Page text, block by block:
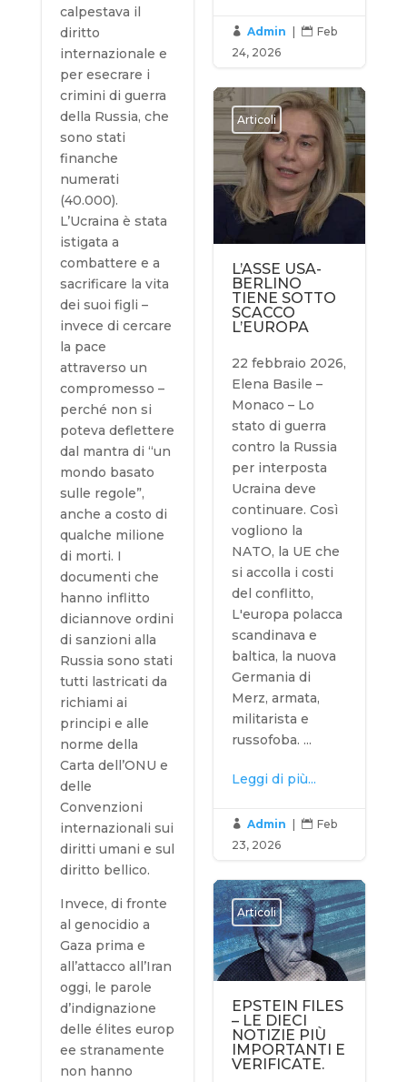
calpestava il
diritto
internazionale e
per esecrare i
crimini di guerra
della Russia, che
sono stati
finanche
numerati
(40.000).
L’Ucraina è stata
istigata a
combattere e a
sacrificare la vita
dei suoi figli –
invece di cercare
la pace
attraverso un
compromesso –
perché non si
poteva deflettere
dal mantra di “un
mondo basato
sulle regole”,
anche a costo di
qualche milione
di morti. I
documenti che
hanno inflitto
diciannove ordini
di sanzioni alla
Russia sono stati
tutti lastricati da
richiami ai
principi e alle
norme della
Carta dell’ONU e
delle
Convenzioni
internazionali sui
diritti umani e sul
diritto bellico.
Invece, di fronte
al genocidio a
Gaza prima e
all’attacco all’Iran
oggi, le parole
d’indignazione
delle élites europ
ee stranamente
non hanno
 Admin  Feb
24, 2026
Articoli
L’ASSE USA-
BERLINO
TIENE SOTTO
SCACCO
L’EUROPA
22 febbraio 2026,
Elena Basile –
Monaco – Lo
stato di guerra
contro la Russia
per interposta
Ucraina deve
continuare. Così
vogliono la
NATO, la UE che
si accolla i costi
del conflitto,
L'europa polacca
scandinava e
baltica, la nuova
Germania di
Merz, armata,
militarista e
russofoba. ...
Leggi di più...
 Admin  Feb
23, 2026
Articoli
EPSTEIN FILES
– LE DIECI
NOTIZIE PIÙ
IMPORTANTI E
VERIFICATE.